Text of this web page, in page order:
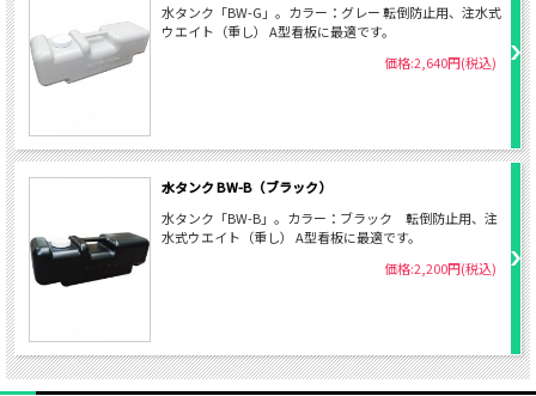
水タンク「BW-G」。カラー：グレー 転倒防止用、注水式
ウエイト（重し） A型看板に最適です。
価格:2,640円(税込)
水タンク BW-B（ブラック）
水タンク「BW-B」。カラー：ブラック 転倒防止用、注
水式ウエイト（重し） A型看板に最適です。
価格:2,200円(税込)